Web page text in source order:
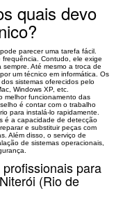
quais devo
parecer uma tarefa fácil.
Contudo, ele exige
Até mesmo a troca de
um técnico em informática. Os
sistemas oferecidos pelo
Windows XP, etc.
melhor funcionamento das
é contar com o trabalho
para instalá-lo rapidamente.
é a capacidade de detecção
e substituir peças com
Além disso, o serviço de
de sistemas operacionais,
para
(Rio de